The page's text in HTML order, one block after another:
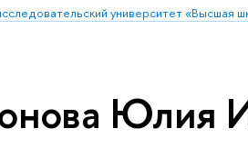
университет «Высшая
Юлия